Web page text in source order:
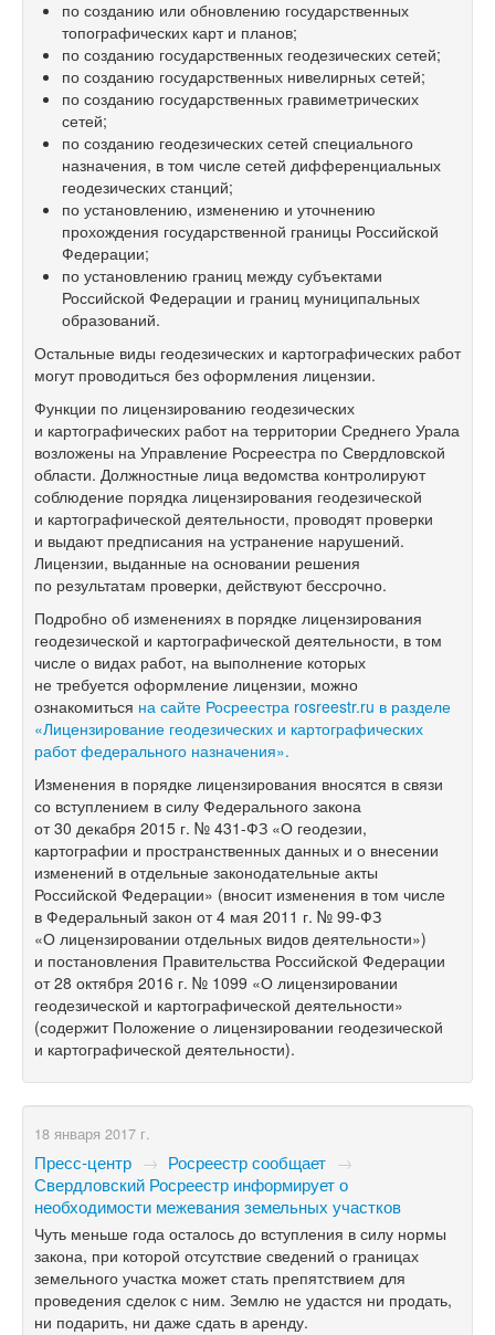
по созданию или обновлению государственных
топографических карт и планов;
по созданию государственных геодезических сетей;
по созданию государственных нивелирных сетей;
по созданию государственных гравиметрических
сетей;
по созданию геодезических сетей специального
назначения, в том числе сетей дифференциальных
геодезических станций;
по установлению, изменению и уточнению
прохождения государственной границы Российской
Федерации;
по установлению границ между субъектами
Российской Федерации и границ муниципальных
образований.
Остальные виды геодезических и картографических работ
могут проводиться без оформления лицензии.
Функции по лицензированию геодезических
и картографических работ на территории Среднего Урала
возложены на Управление Росреестра по Свердловской
области. Должностные лица ведомства контролируют
соблюдение порядка лицензирования геодезической
и картографической деятельности, проводят проверки
и выдают предписания на устранение нарушений.
Лицензии, выданные на основании решения
по результатам проверки, действуют бессрочно.
Подробно об изменениях в порядке лицензирования
геодезической и картографической деятельности, в том
числе о видах работ, на выполнение которых
не требуется оформление лицензии, можно
ознакомиться на сайте Росреестра rosreestr.ru в разделе
«Лицензирование геодезических и картографических
работ федерального назначения».
Изменения в порядке лицензирования вносятся в связи
со вступлением в силу Федерального закона
от 30 декабря 2015 г. № 431-ФЗ «О геодезии,
картографии и пространственных данных и о внесении
изменений в отдельные законодательные акты
Российской Федерации» (вносит изменения в том числе
в Федеральный закон от 4 мая 2011 г. № 99-ФЗ
«О лицензировании отдельных видов деятельности»)
и постановления Правительства Российской Федерации
от 28 октября 2016 г. № 1099 «О лицензировании
геодезической и картографической деятельности»
(содержит Положение о лицензировании геодезической
и картографической деятельности).
18 января 2017 г.
Пресс-центр → Росреестр сообщает →
Свердловский Росреестр информирует о
необходимости межевания земельных участков
Чуть меньше года осталось до вступления в силу нормы
закона, при которой отсутствие сведений о границах
земельного участка может стать препятствием для
проведения сделок с ним. Землю не удастся ни продать,
ни подарить, ни даже сдать в аренду.